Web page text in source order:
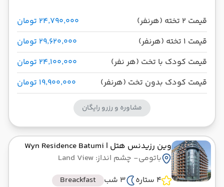
قیمت 2 تخته (هرنفر)
۲۴٬۷۹۰٬۰۰۰ تومان
قیمت 1 تخته (هرنفر)
۲۹٬۶۲۰٬۰۰۰ تومان
قیمت کودک با تخت (هر نفر)
۲۴٬۱۰۰٬۰۰۰ تومان
قیمت کودک بدون تخت (هرنفر)
۱۹٬۹۰۰٬۰۰۰ تومان
مشاوره و رزرو رایگان
وین رزیدنس هتل | Wyn Residence Batumi
باتومی- چشم انداز: Land View
4 ستاره
3 شب Breackfast